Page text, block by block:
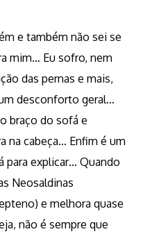
e também não sei se
mim… Eu sofro, nem
das pernas e mais,
desconforto geral…
braço do sofá e
na cabeça… Enfim é um
explicar… Quando
Neosaldinas
e melhora quase
não é sempre que